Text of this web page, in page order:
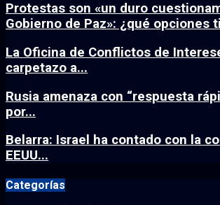
Protestas son «un duro
Gobierno de Paz»: ¿qué opciones
La Oficina de Conflictos de
carpetazo a...
Rusia amenaza con “respuesta
por...
Belarra: Israel ha contado con la
EEUU...
Categorías